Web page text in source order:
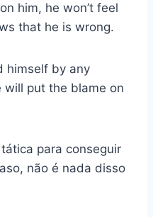
him, he won’t feel
that he is wrong.
himself by any
will put the blame on
para conseguir
não é nada disso